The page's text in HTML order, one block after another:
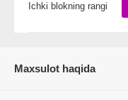
Ichki blokning rangi
Maxsulot haqida